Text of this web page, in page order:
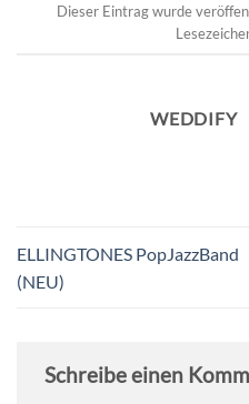
Dieser Eintrag wurde
WEDDIFY
ELLINGTONES PopJazzBand
(NEU)
Schreibe einen